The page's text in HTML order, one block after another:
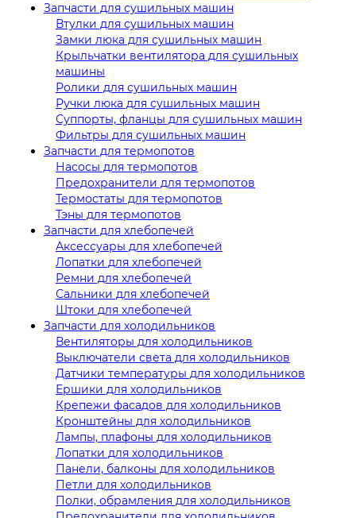
Запчасти для сушильных машин
Втулки для сушильных машин
Замки люка для сушильных машин
Крыльчатки вентилятора для сушильных
машины
Ролики для сушильных машин
Ручки люка для сушильных машин
Суппорты, фланцы для сушильных машин
Фильтры для сушильных машин
Запчасти для термопотов
Насосы для термопотов
Предохранители для термопотов
Термостаты для термопотов
Тэны для термопотов
Запчасти для хлебопечей
Аксессуары для хлебопечей
Лопатки для хлебопечей
Ремни для хлебопечей
Сальники для хлебопечей
Штоки для хлебопечей
Запчасти для холодильников
Вентиляторы для холодильников
Выключатели света для холодильников
Датчики температуры для холодильников
Ершики для холодильников
Крепежи фасадов для холодильников
Кронштейны для холодильников
Лампы, плафоны для холодильников
Лопатки для холодильников
Панели, балконы для холодильников
Петли для холодильников
Полки, обрамления для холодильников